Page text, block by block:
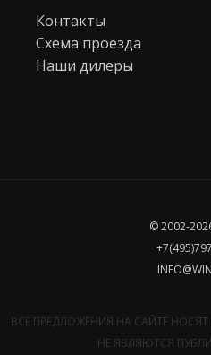
Контакты
Схема проезда
Наши дилеры
© 2002-
ВСЕ ПРЕДЛОЖЕНИЯ НА САЙТЕ
НЕ ЯВЛЯЮТСЯ